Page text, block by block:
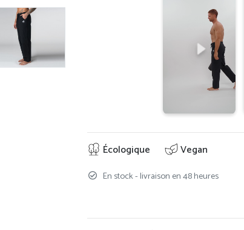
Écologique Vegan
En stock - livraison en 48 heures